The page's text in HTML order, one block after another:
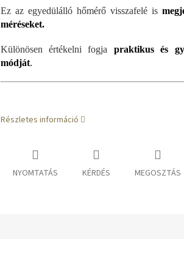
Ez az egyedülálló hőmérő visszafelé is
méréseket.
Különösen értékelni fogja praktikus és
módját.
Részletes információ
NYOMTATÁS KÉRDÉS MEGOSZTÁS